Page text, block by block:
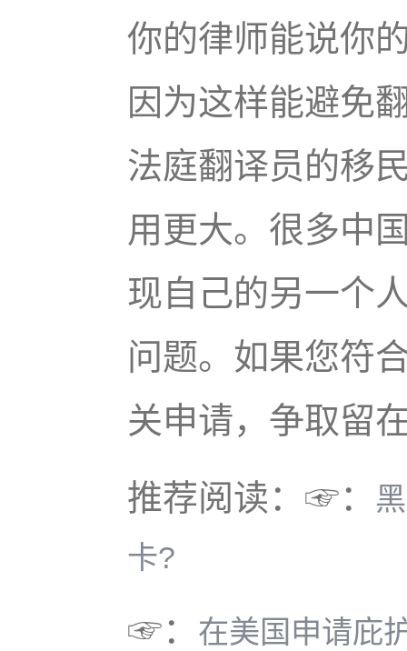
你的律师能说你
因为这样能避免
法庭翻译员的移
用更大。很多中
现自己的另一个
问题。如果您符
关申请，争取留
推荐阅读：☞：
卡?
☞： 在美国申请庇